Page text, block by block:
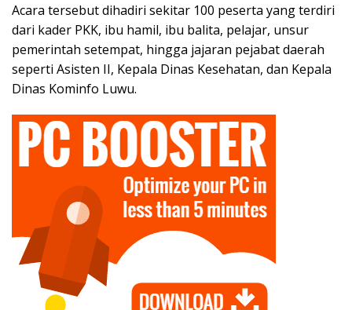
​Acara tersebut dihadiri sekitar 100 peserta yang terdiri
dari kader PKK, ibu hamil, ibu balita, pelajar, unsur
pemerintah setempat, hingga jajaran pejabat daerah
seperti Asisten II, Kepala Dinas Kesehatan, dan Kepala
Dinas Kominfo Luwu.